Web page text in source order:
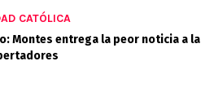
CATÓLICA
Montes entrega la peor noticia a la